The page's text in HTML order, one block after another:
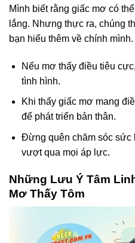
Mình biết rằng giấc mơ có
lắng. Nhưng thực ra, chúng
bạn hiểu thêm về chính mình.
Nếu mơ thấy điều tiêu
tình hình.
Khi thấy giấc mơ mang
để phát triển bản thân.
Đừng quên chăm sóc sức
vượt qua mọi áp lực.
Những Lưu Ý Tâm
Mơ Thấy Tôm